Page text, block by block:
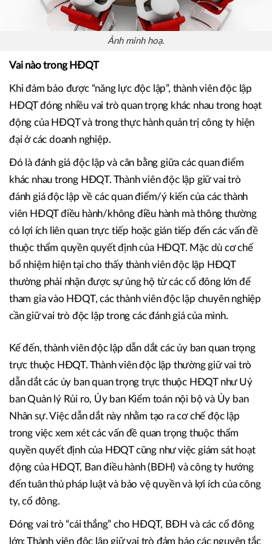
Ảnh minh hoạ.
Vai nào trong HĐQT
Khi đảm bảo được “năng lực độc lập”, thành viên độc lập
HĐQT đóng nhiều vai trò quan trọng khác nhau trong hoạt
động của HĐQT và trong thực hành quản trị công ty hiện
đại ở các doanh nghiệp.
Đó là đánh giá độc lập và cân bằng giữa các quan điểm
khác nhau trong HĐQT. Thành viên độc lập giữ vai trò
đánh giá độc lập về các quan điểm/ý kiến của các thành
viên HĐQT điều hành/không điều hành mà thông thường
có lợi ích liên quan trực tiếp hoặc gián tiếp đến các vấn đề
thuộc thẩm quyền quyết định của HĐQT. Mặc dù cơ chế
bổ nhiệm hiện tại cho thấy thành viên độc lập HĐQT
thường phải nhận được sự ủng hộ từ các cổ đông lớn để
tham gia vào HĐQT, các thành viên độc lập chuyên nghiệp
cần giữ vai trò độc lập trong các đánh giá của mình.
Kế đến, thành viên độc lập dẫn dắt các ủy ban quan trọng
trực thuộc HĐQT. Thành viên độc lập thường giữ vai trò
dẫn dắt các ủy ban quan trọng trực thuộc HĐQT như Uỷ
ban Quản lý Rủi ro, Ủy ban Kiểm toán nội bộ và Ủy ban
Nhân sự. Việc dẫn dắt này nhằm tạo ra cơ chế độc lập
trong việc xem xét các vấn đề quan trọng thuộc thẩm
quyền quyết định của HĐQT cũng như việc giám sát hoạt
động của HĐQT, Ban điều hành (BĐH) và công ty hướng
đến tuân thủ pháp luật và bảo vệ quyền và lợi ích của công
ty, cổ đông.
Đóng vai trò “cái thắng” cho HĐQT, BĐH và các cổ đông
lớn: Thành viên độc lập giữ vai trò đảm bảo các nguyên tắc